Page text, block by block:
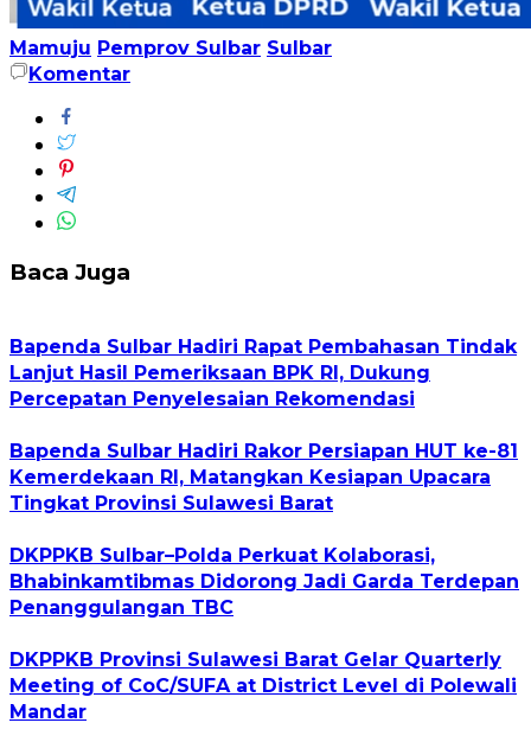
Mamuju Pemprov Sulbar Sulbar
Komentar
Baca Juga
Bapenda Sulbar Hadiri Rapat Pembahasan Tindak
Lanjut Hasil Pemeriksaan BPK RI, Dukung
Percepatan Penyelesaian Rekomendasi
Bapenda Sulbar Hadiri Rakor Persiapan HUT ke-81
Kemerdekaan RI, Matangkan Kesiapan Upacara
Tingkat Provinsi Sulawesi Barat
DKPPKB Sulbar–Polda Perkuat Kolaborasi,
Bhabinkamtibmas Didorong Jadi Garda Terdepan
Penanggulangan TBC
DKPPKB Provinsi Sulawesi Barat Gelar Quarterly
Meeting of CoC/SUFA at District Level di Polewali
Mandar